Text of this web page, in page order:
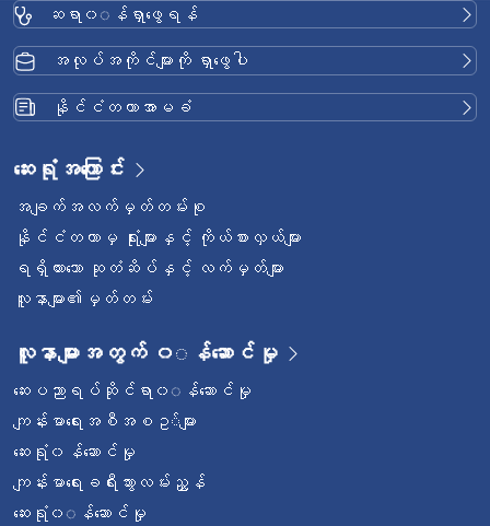
ဆရာ၀◌န်ရှာဖွေရန်
အလုပ်အကိုင်များကို ရှာဖွေပါ
နိုင်ငံတကာအာမခံ
ဆေးရုံအကြောင်း
အချက်အလက်မှတ်တမ်းစု
နိုင်ငံတကာမှ ရုံးများနှင့် ကိုယ်စားလှယ်များ
ရရှိထားသော ဆုတံဆိပ်နှင့် လက်မှတ်များ
လူနာများ၏မှတ်တမ်း
လူနာများအတွက် ၀◌န်ဆောင်မှု
ဆေးပညာရပ်ဆိုင်ရာ၀◌န်ဆောင်မှု
ကျန်းမာရေးအစီအစဥ◌်များ
ဆေးရုံ၀န်ဆောင်မှု
ကျန်းမာရေးခရီးသွားလမ်းညွှန်
ဆေးရုံ၀◌န်ဆောင်မှု